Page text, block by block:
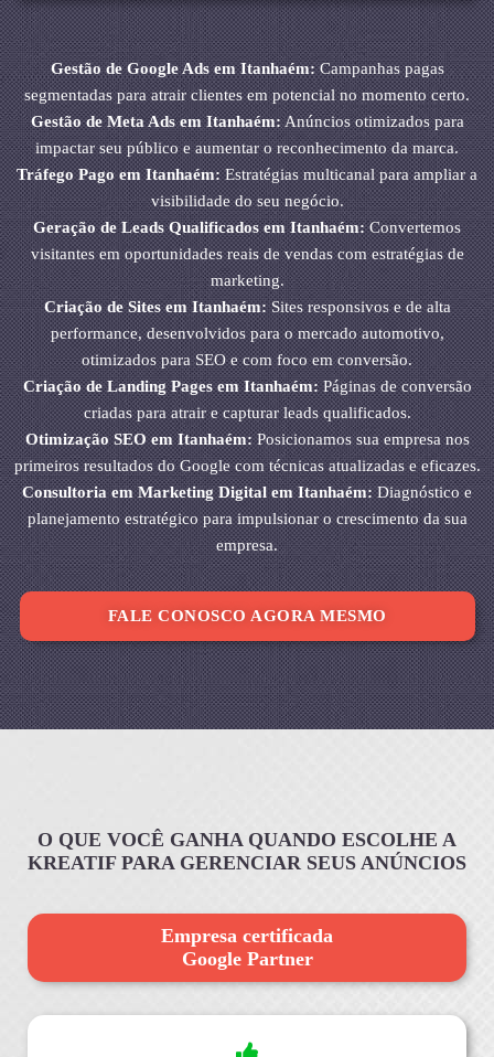
Gestão de Google Ads em Itanhaém:Campanhas pagas
segmentadas para atrair clientes em potencial no momento certo.
Gestão de Meta Ads em Itanhaém:Anúncios otimizados para
impactar seu público e aumentar o reconhecimento da marca.
Tráfego Pago em Itanhaém:Estratégias multicanal para ampliar a
visibilidade do seu negócio.
Geração de Leads Qualificados em Itanhaém:Convertemos
visitantes em oportunidades reais de vendas com estratégias de
marketing.
Criação de Sites em Itanhaém:Sites responsivos e de alta
performance, desenvolvidos para o mercado automotivo,
otimizados para SEO e com foco em conversão.
Criação de Landing Pages em Itanhaém:Páginas de conversão
criadas para atrair e capturar leads qualificados.
Otimização SEO em Itanhaém:Posicionamos sua empresa nos
primeiros resultados do Google com técnicas atualizadas e eficazes.
Consultoria em Marketing Digital em Itanhaém:Diagnóstico e
planejamento estratégico para impulsionar o crescimento da sua
empresa.
FALE CONOSCO AGORA MESMO
O QUE VOCÊ GANHA QUANDO ESCOLHE A
KREATIF PARA GERENCIAR SEUS ANÚNCIOS
Empresa certificada
Google Partner